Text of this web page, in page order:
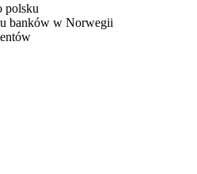
polsku
banków w Norwegii